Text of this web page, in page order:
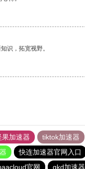
识，拓宽视野。
果加速器 tiktok加速器
快连加速器官网入口
官网 gkd加速器